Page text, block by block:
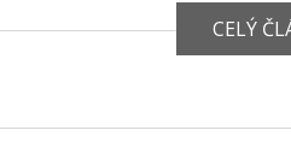
CELÝ